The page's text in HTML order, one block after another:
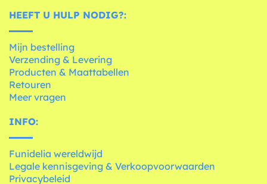
HEEFT U HULP NODIG?:
Mijn bestelling
Verzending & Levering
Producten & Maattabellen
Retouren
Meer vragen
INFO:
Funidelia wereldwijd
Legale kennisgeving & Verkoopvoorwaarden
Privacybeleid